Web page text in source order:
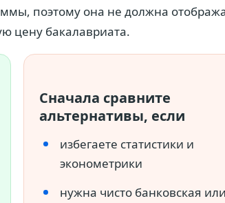
поэтому она не должна
цену бакалавриата.
Сначала сравните
альтернативы, если
избегаете статистики и
эконометрики
нужна чисто банковская или